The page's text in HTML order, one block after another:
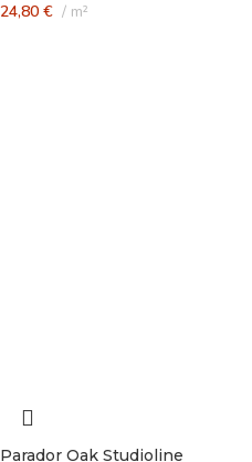
24,80 € m²
Parador Oak Studioline